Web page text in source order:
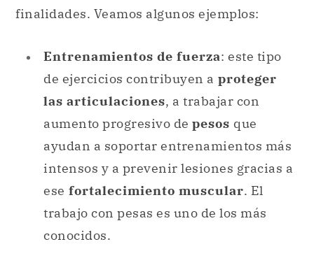
finalidades. Veamos algunos ejemplos:
Entrenamientos de fuerza: este tipo
de ejercicios contribuyen a proteger
las articulaciones, a trabajar con
aumento progresivo de pesos que
ayudan a soportar entrenamientos más
intensos y a prevenir lesiones gracias a
ese fortalecimiento muscular. El
trabajo con pesas es uno de los más
conocidos.